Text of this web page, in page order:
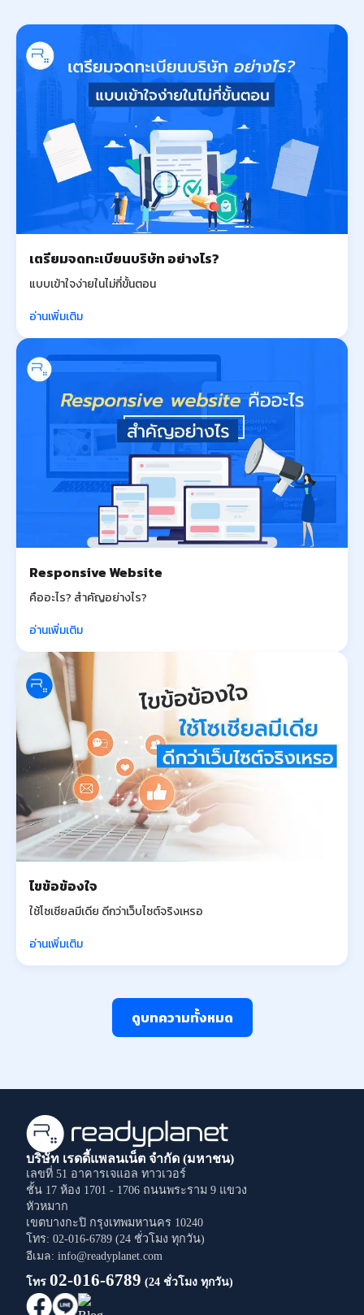
เตรียมจดทะเบียนบริษัท อย่างไร?
แบบเข้าใจง่ายในไม่กี่ขั้นตอน
อ่านเพิ่มเติม
Responsive Website
คืออะไร? สำคัญอย่างไร?
อ่านเพิ่มเติม
ไขข้อข้องใจ
ใช้โซเชียลมีเดีย ดีกว่าเว็บไซต์จริงเหรอ
อ่านเพิ่มเติม
ดูบทความทั้งหมด
บริษัท เรดดี้แพลนเน็ต จำกัด (มหาชน)
เลขที่ 51 อาคารเจแอล ทาวเวอร์
ชั้น 17 ห้อง 1701 - 1706 ถนนพระราม 9 แขวง
หัวหมาก
เขตบางกะปิ กรุงเทพมหานคร 10240
โทร: 02-016-6789 (24 ชั่วโมง ทุกวัน)
อีเมล: info@readyplanet.com
โทร 02-016-6789 (24 ชั่วโมง ทุกวัน)